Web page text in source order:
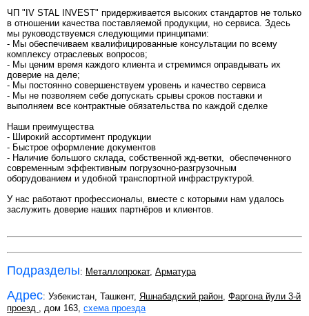
ЧП "IV STAL INVEST" придерживается высоких стандартов не только
в отношении качества поставляемой продукции, но сервиса. Здесь
мы руководствуемся следующими принципами:
- Мы обеспечиваем квалифицированные консультации по всему
комплексу отраслевых вопросов;
- Мы ценим время каждого клиента и стремимся оправдывать их
доверие на деле;
- Мы постоянно совершенствуем уровень и качество сервиса
- Мы не позволяем себе допускать срывы сроков поставки и
выполняем все контрактные обязательства по каждой сделке
Наши преимущества
- Широкий ассортимент продукции
- Быстрое оформление документов
- Наличие большого склада, собственной жд-ветки, обеспеченного
современным эффективным погрузочно-разгрузочным
оборудованием и удобной транспортной инфраструктурой.
У нас работают профессионалы, вместе с которыми нам удалось
заслужить доверие наших партнёров и клиентов.
Подразделы: Металлопрокат, Арматура
Адрес: Узбекистан, Ташкент, Яшнабадский район, Фаргона йули 3-й
проезд , дом 163, схема проезда